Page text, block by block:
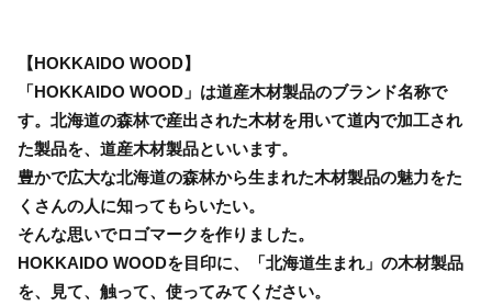
【HOKKAIDO WOOD】
「HOKKAIDO WOOD」は道産木材製品のブランド名称で
す。北海道の森林で産出された木材を用いて道内で加工され
た製品を、道産木材製品といいます。
豊かで広大な北海道の森林から生まれた木材製品の魅力をた
くさんの人に知ってもらいたい。
そんな思いでロゴマークを作りました。
HOKKAIDO WOODを目印に、「北海道生まれ」の木材製品
を、見て、触って、使ってみてください。